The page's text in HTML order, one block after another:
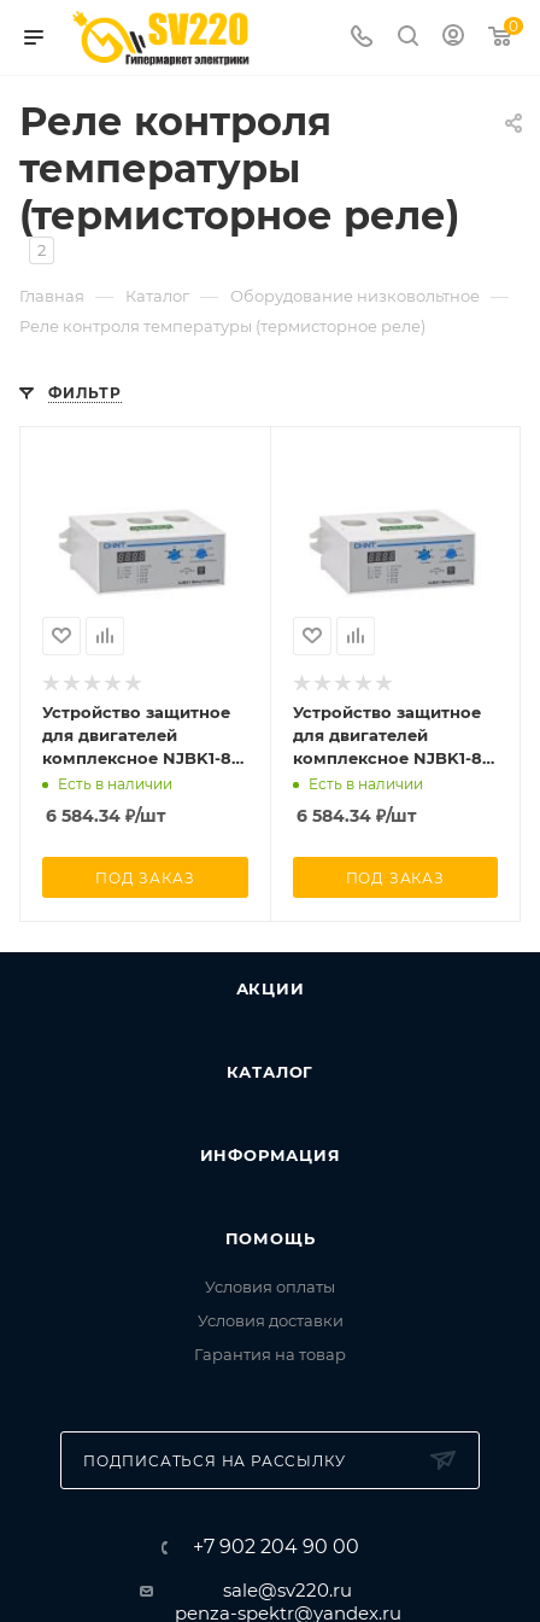
0
Реле контроля
температуры
(термисторное реле)
2
Главная — Каталог — Оборудование низковольтное —
Реле контроля температуры (термисторное реле)
ФИЛЬТР
Устройство защитное
для двигателей
комплексное NJBK1-80
40А-200А AC 380В
CHINT 789005
Есть в наличии
6 584.34 ₽/шт
ПОД ЗАКАЗ
Устройство защитное
для двигателей
комплексное NJBK1-80
16А-80А AC 380В CHINT
Есть в наличии
6 584.34₽/шт
ПОД ЗАКАЗ
АКЦИИ
КАТАЛОГ
ИНФОРМАЦИЯ
ПОМОЩЬ
Условия оплаты
Условия доставки
Гарантия на товар
ПОДПИСАТЬСЯ НА РАССЫЛКУ
+7 902 204 90 00
sale@sv220.ru
penza-spektr@yandex.ru